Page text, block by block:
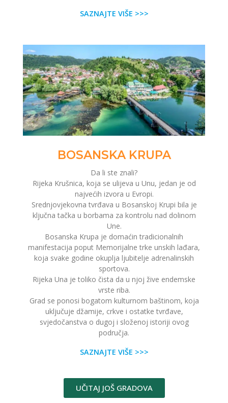
SAZNAJTE VIŠE >>>
BOSANSKA KRUPA
Da li ste znali?
Rijeka Krušnica, koja se ulijeva u Unu, jedan je od
najvećih izvora u Evropi.
Srednjovjekovna tvrđava u Bosanskoj Krupi bila je
ključna tačka u borbama za kontrolu nad dolinom
Une.
Bosanska Krupa je domaćin tradicionalnih
manifestacija poput Memorijalne trke unskih lađara,
koja svake godine okuplja ljubitelje adrenalinskih
sportova.
Rijeka Una je toliko čista da u njoj žive endemske
vrste riba.
Grad se ponosi bogatom kulturnom baštinom, koja
uključuje džamije, crkve i ostatke tvrđave,
svjedočanstva o dugoj i složenoj istoriji ovog
područja.
SAZNAJTE VIŠE >>>
UČITAJ JOŠ GRADOVA